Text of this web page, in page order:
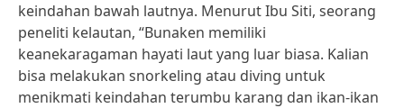
keindahan bawah lautnya. Menurut Ibu Siti, seorang
peneliti kelautan, “Bunaken memiliki
keanekaragaman hayati laut yang luar biasa. Kalian
bisa melakukan snorkeling atau diving untuk
menikmati keindahan terumbu karang dan ikan-ikan